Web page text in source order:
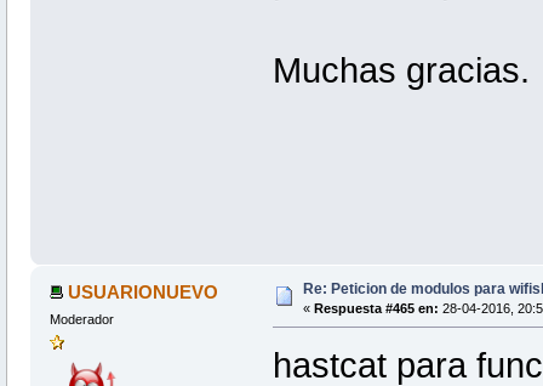
Muchas gracias.
USUARIONUEVO
Moderador
Re: Peticion de modulos para
« Respuesta #465 en: 28-04-2016,
hastcat para